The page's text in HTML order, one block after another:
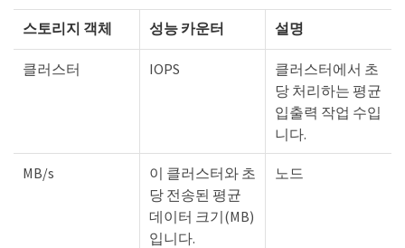
스토리지 객체 성능 카운터 설명
클러스터 IOPS
클러스터에서 초
당 처리하는 평균
입출력 작업 수입
니다.
MB/s
이 클러스터와 초
당 전송된 평균
데이터 크기(MB)
입니다.
노드